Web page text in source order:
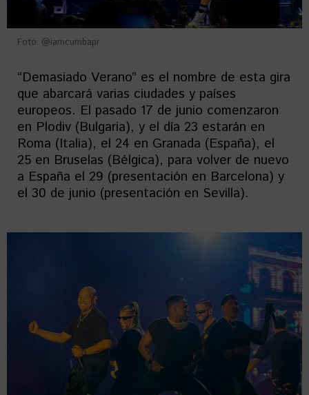
Foto: @iamcumbapr
“Demasiado Verano” es el nombre de esta gira
que abarcará varias ciudades y países
europeos. El pasado 17 de junio comenzaron
en Plodiv (Bulgaria), y el día 23 estarán en
Roma (Italia), el 24 en Granada (España), el
25 en Bruselas (Bélgica), para volver de nuevo
a España el 29 (presentación en Barcelona) y
el 30 de junio (presentación en Sevilla).